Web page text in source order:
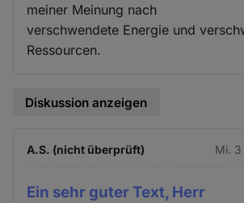
meiner Meinung nach
verschwendete Energie und
Ressourcen.
Diskussion anzeigen
A.S. (nicht überprüft) Mi.
Ein sehr guter Text, Herr